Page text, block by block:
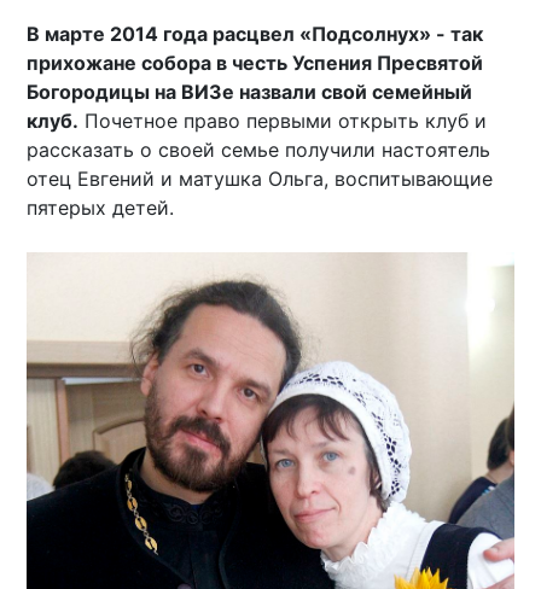
В марте 2014 года расцвел «Подсолнух» - так
прихожане собора в честь Успения Пресвятой
Богородицы на ВИЗе назвали свой семейный
клуб. Почетное право первыми открыть клуб и
рассказать о своей семье получили настоятель
отец Евгений и матушка Ольга, воспитывающие
пятерых детей.